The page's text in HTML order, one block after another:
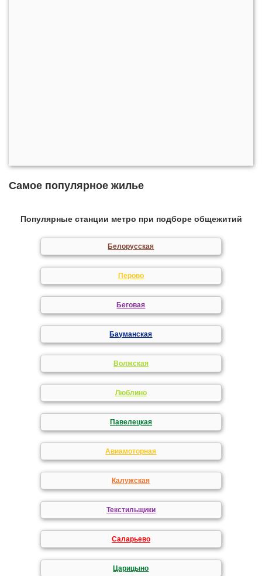
Самое популярное жилье
Популярные станции метро при подборе общежитий
Белорусская
Перово
Беговая
Бауманская
Волжская
Люблино
Павелецкая
Авиамоторная
Калужская
Текстильщики
Саларьево
Царицыно